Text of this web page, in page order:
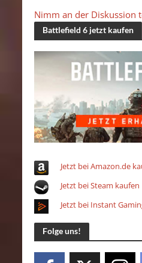
Nimm an der Diskussion
Battlefield 6 jetzt kaufen
Jetzt bei Amazon.de
Jetzt bei Steam kaufen
Jetzt bei Instant
Folge uns!